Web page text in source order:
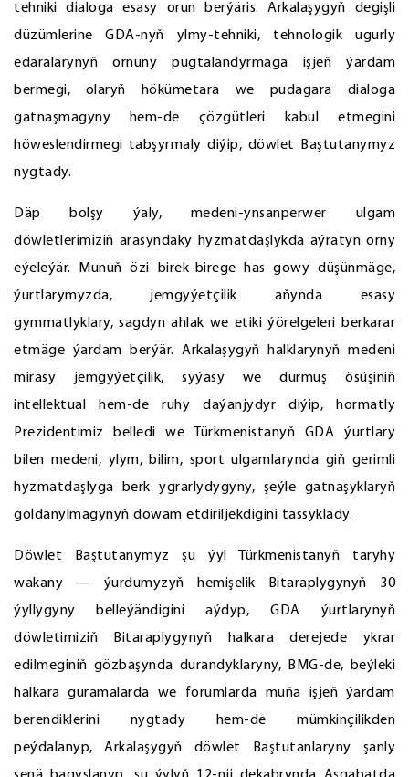
tehniki dialoga esasy orun berýäris. Arkalaşygyň degişli
düzümlerine GDA-nyň ylmy-tehniki, tehnologik ugurly
edaralarynyň ornuny pugtalandyrmaga işjeň ýardam
bermegi, olaryň hökümetara we pudagara dialoga
gatnaşmagyny hem-de çözgütleri kabul etmegini
höweslendirmegi tabşyrmaly diýip, döwlet Baştutanymyz
nygtady.
Däp bolşy ýaly, medeni-ynsanperwer ulgam
döwletlerimiziň arasyndaky hyzmatdaşlykda aýratyn orny
eýeleýär. Munuň özi birek-birege has gowy düşünmäge,
ýurtlarymyzda, jemgyýetçilik aňynda esasy
gymmatlyklary, sagdyn ahlak we etiki ýörelgeleri berkarar
etmäge ýardam berýär. Arkalaşygyň halklarynyň medeni
mirasy jemgyýetçilik, syýasy we durmuş ösüşiniň
intellektual hem-de ruhy daýanjydyr diýip, hormatly
Prezidentimiz belledi we Türkmenistanyň GDA ýurtlary
bilen medeni, ylym, bilim, sport ulgamlarynda giň gerimli
hyzmatdaşlyga berk ygrarlydygyny, şeýle gatnaşyklaryň
goldanylmagynyň dowam etdiriljekdigini tassyklady.
Döwlet Baştutanymyz şu ýyl Türkmenistanyň taryhy
wakany — ýurdumyzyň hemişelik Bitaraplygynyň 30
ýyllygyny belleýändigini aýdyp, GDA ýurtlarynyň
döwletimiziň Bitaraplygynyň halkara derejede ykrar
edilmeginiň gözbaşynda durandyklaryny, BMG-de, beýleki
halkara guramalarda we forumlarda muňa işjeň ýardam
berendiklerini nygtady hem-de mümkinçilikden
peýdalanyp, Arkalaşygyň döwlet Baştutanlaryny şanly